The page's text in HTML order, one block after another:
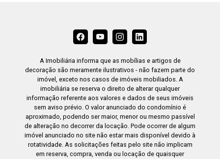
A Imobiliária informa que as mobílias e artigos de
decoração são meramente ilustrativos - não fazem parte do
imóvel, exceto nos casos de imóveis mobiliados. A
imobiliária se reserva o direito de alterar qualquer
informação referente aos valores e dados de seus imóveis
sem aviso prévio. O valor anunciado do condomínio é
aproximado, podendo ser maior, menor ou mesmo passível
de alteração no decorrer da locação. Pode ocorrer de algum
imóvel anunciado no site não estar mais disponível devido à
rotatividade. As solicitações feitas pelo site não implicam
em reserva, compra, venda ou locação de quaisquer